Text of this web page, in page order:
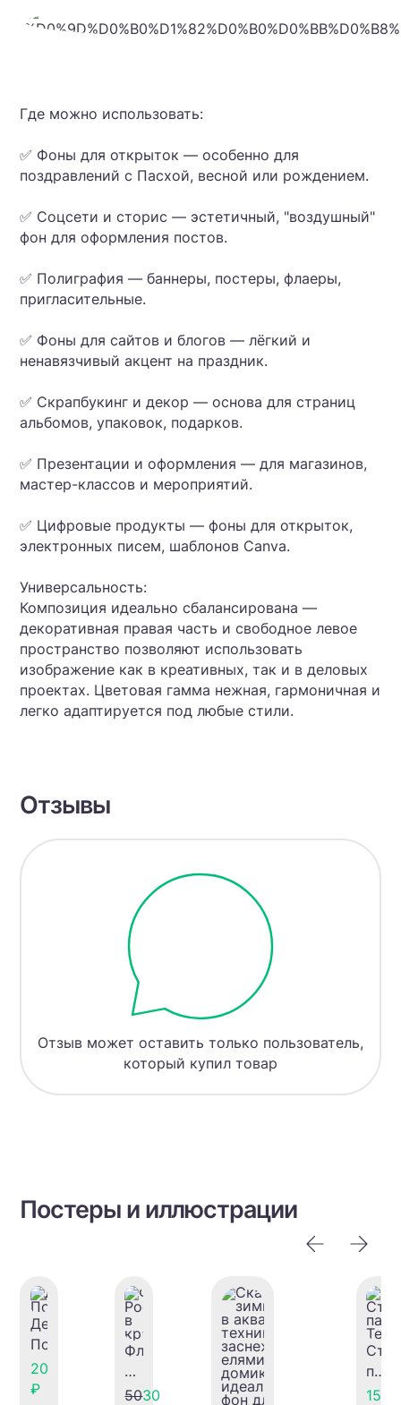
Где можно использовать:
✅ Фоны для открыток — особенно для
поздравлений с Пасхой, весной или рождением.
✅ Соцсети и сторис — эстетичный, "воздушный"
фон для оформления постов.
✅ Полиграфия — баннеры, постеры, флаеры,
пригласительные.
✅ Фоны для сайтов и блогов — лёгкий и
ненавязчивый акцент на праздник.
✅ Скрапбукинг и декор — основа для страниц
альбомов, упаковок, подарков.
✅ Презентации и оформления — для магазинов,
мастер-классов и мероприятий.
✅ Цифровые продукты — фоны для открыток,
электронных писем, шаблонов Canva.
Универсальность:
Композиция идеально сбалансирована —
декоративная правая часть и свободное левое
пространство позволяют использовать
изображение как в креативных, так и в деловых
проектах. Цветовая гамма нежная, гармоничная и
легко адаптируется под любые стили.
Отзывы
Отзыв может оставить только пользователь,
который купил товар
Постеры и иллюстрации
День
Победы
20
₽
Флаг
России
в
5030
пак
для
150